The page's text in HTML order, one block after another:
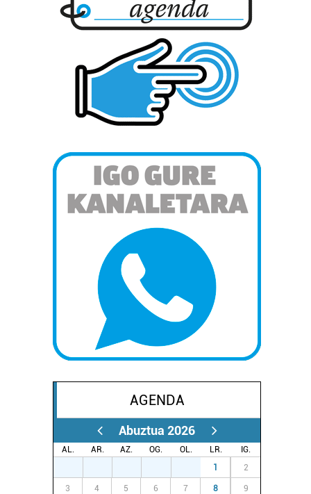
AGENDA
Abuztua 2026
AL. AR. AZ. OG. OL. LR.
IG.
1 2
3 4 5 6 7 8 9